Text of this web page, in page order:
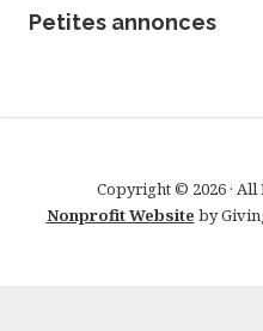
Petites annonces
Copyright © 2026 · All
Nonprofit Website by